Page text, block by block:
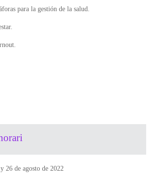
para la gestión de la salud.
26 de agosto de 2022